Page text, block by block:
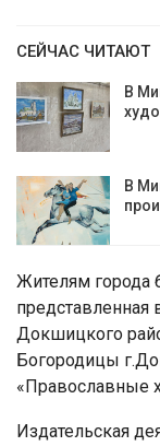
СЕЙЧАС ЧИТАЮТ
В
В
Жителям города
Докшицкого
Богородицы
«Православные
Издательская